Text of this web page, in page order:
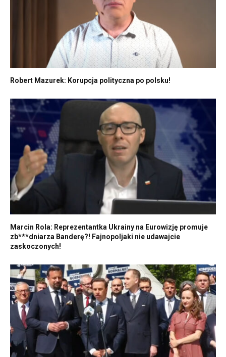
Robert Mazurek: Korupcja polityczna po polsku!
Marcin Rola: Reprezentantka Ukrainy na Eurowizję promuje
zb***dniarza Banderę?! Fajnopoljaki nie udawajcie
zaskoczonych!